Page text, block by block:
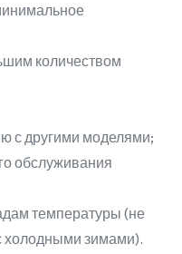
количеством
с другими моделями;
обслуживания
температуры (не
холодными зимами).